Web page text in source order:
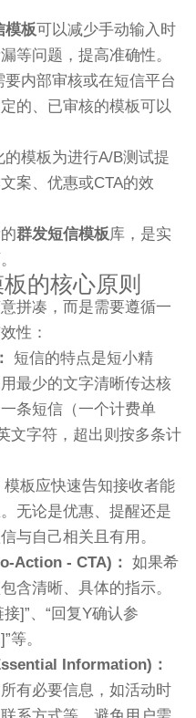
模板可以减少手动输入时
等问题，提高准确性。
要内部审核或在短信平台
的、已审核的模板可以
的模板为进行A/B测试提
案、优惠或CTA的效
群发短信模板库，是实
的核心原则
拼凑，而是需要遵循一
性：
：
短信的特点是短小精
最少的文字清晰传达核
条短信（一个计费单
文字符，超出则按多条计
模板应快速告知接收者能
无论是优惠、提醒还是
与自己相关且有用。
Action - CTA)：
如果希
含清晰、具体的指示。
]”、“回复Y确认参
等。
Information)：
有必要信息，如活动时